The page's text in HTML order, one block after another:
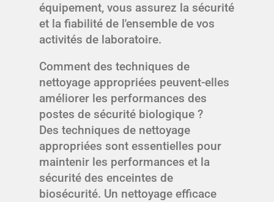
équipement, vous assurez la sécurité
et la fiabilité de l'ensemble de vos
activités de laboratoire.
Comment des techniques de
nettoyage appropriées peuvent-elles
améliorer les performances des
postes de sécurité biologique ?
Des techniques de nettoyage
appropriées sont essentielles pour
maintenir les performances et la
sécurité des enceintes de
biosécurité. Un nettoyage efficace